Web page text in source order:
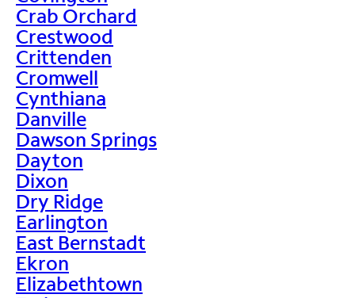
Crab Orchard
Crestwood
Crittenden
Cromwell
Cynthiana
Danville
Dawson Springs
Dayton
Dixon
Dry Ridge
Earlington
East Bernstadt
Ekron
Elizabethtown